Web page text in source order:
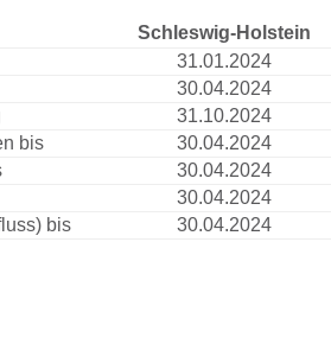
Schleswig-Holstein
31.01.2024
30.04.2024
31.10.2024
bis
30.04.2024
30.04.2024
30.04.2024
bis
30.04.2024